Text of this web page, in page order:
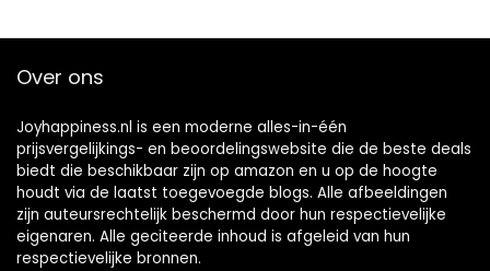
Over ons
Joyhappiness.nl is een moderne alles-in-één
prijsvergelijkings- en beoordelingswebsite die de beste deals
biedt die beschikbaar zijn op amazon en u op de hoogte
houdt via de laatst toegevoegde blogs. Alle afbeeldingen
zijn auteursrechtelijk beschermd door hun respectievelijke
eigenaren. Alle geciteerde inhoud is afgeleid van hun
respectievelijke bronnen.